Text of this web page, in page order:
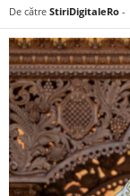
De către StiriDigitaleRo -